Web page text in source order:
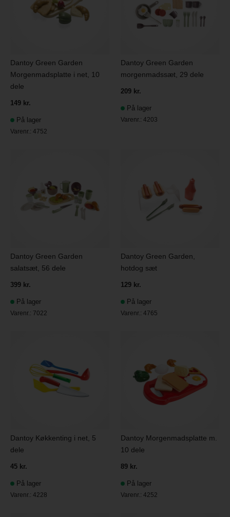
Dantoy Green Garden
Morgenmadsplatte i net, 10
dele
149 kr.
På lager
Varenr.:4752
Dantoy Green Garden
morgenmadssæt, 29 dele
209 kr.
På lager
Varenr.:4203
Dantoy Green Garden
salatsæt, 56 dele
399 kr.
På lager
Varenr.: 7022
Dantoy Green Garden,
hotdog sæt
129 kr.
På lager
Varenr.:4765
Dantoy Køkkenting i net, 5
dele
45 kr.
På lager
Varenr.:4228
Dantoy Morgenmadsplatte m.
10 dele
89 kr.
På lager
Varenr.:4252